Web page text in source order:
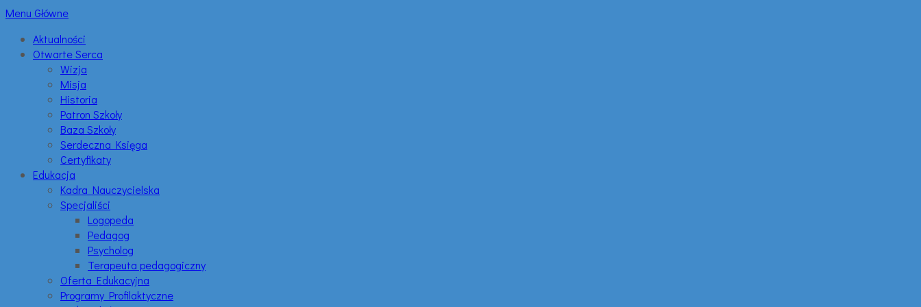
Menu Główne
Aktualności
Otwarte Serca
Wizja
Misja
Historia
Patron Szkoły
Baza Szkoły
Serdeczna Księga
Certyfikaty
Edukacja
Kadra Nauczycielska
Specjaliści
Logopeda
Pedagog
Psycholog
Terapeuta pedagogiczny
Oferta Edukacyjna
Programy Profilaktyczne